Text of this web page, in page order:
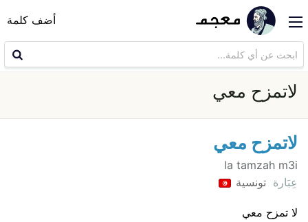
أضف كلمة
لاتمزح معي
لاتمزح معي
la tamzah m3i
عِبَارة تونسية
لا تمزح معي